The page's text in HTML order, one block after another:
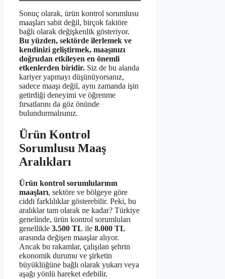
Sonuç olarak, ürün kontrol sorumlusu
maaşları sabit değil, birçok faktöre
bağlı olarak değişkenlik gösteriyor.
Bu yüzden, sektörde ilerlemek ve
kendinizi geliştirmek, maaşınızı
doğrudan etkileyen en önemli
etkenlerden biridir. Siz de bu alanda
kariyer yapmayı düşünüyorsanız,
sadece maaşı değil, aynı zamanda işin
getirdiği deneyimi ve öğrenme
fırsatlarını da göz önünde
bulundurmalısınız.
Ürün Kontrol
Sorumlusu Maaş
Aralıkları
Ürün kontrol sorumlularının
maaşları, sektöre ve bölgeye göre
ciddi farklılıklar gösterebilir. Peki, bu
aralıklar tam olarak ne kadar? Türkiye
genelinde, ürün kontrol sorumluları
genellikle 3.500 TL ile 8.000 TL
arasında değişen maaşlar alıyor.
Ancak bu rakamlar, çalışılan şehrin
ekonomik durumu ve şirketin
büyüklüğüne bağlı olarak yukarı veya
aşağı yönlü hareket edebilir.